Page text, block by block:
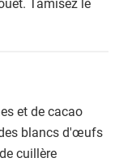
et de cacao
blancs d'œufs
cuillère